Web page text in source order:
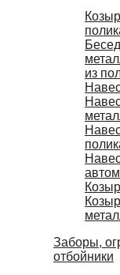
из
Заборы,
отбойники